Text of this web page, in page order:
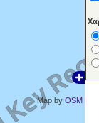
Map byOSM